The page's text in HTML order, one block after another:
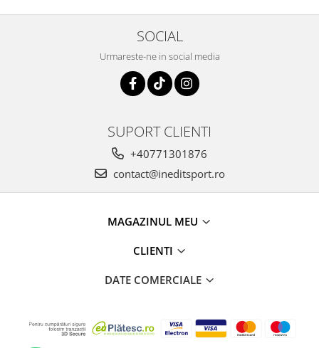
SOCIAL
Urmareste-ne in social media
SUPORT CLIENTI
+40771301876
contact@ineditsport.ro
MAGAZINUL MEU
CLIENTI
DATE COMERCIALE